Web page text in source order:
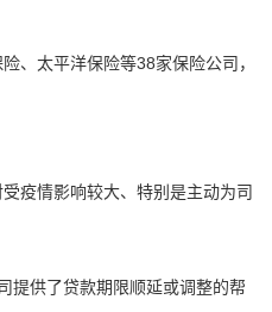
、太平洋保险等38家保险公司，
疫情影响较大、特别是主动为司
提供了贷款期限顺延或调整的帮